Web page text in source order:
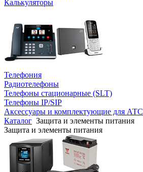
Калькуляторы
Телефония
Радиотелефоны
Телефоны стационарные (SLT)
Телефоны IP/SIP
Аксессуары и комплектующие для АТС
Каталог Защита и элементы питания
Защита и элементы питания